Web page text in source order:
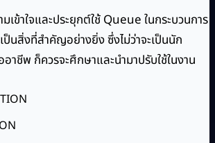
เข้าใจและประยุกต์ใช้ Queue ในกระบวนการ
นสิ่งที่สำคัญอย่างยิ่ง ซึ่งไม่ว่าจะเป็นนัก
ชีพ ก็ควรจะศึกษาและนำมาปรับใช้ในงาน